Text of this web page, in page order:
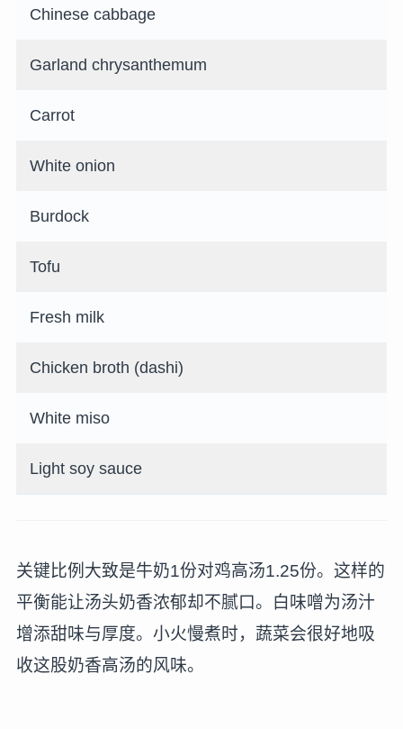
Chinese cabbage
Garland chrysanthemum
Carrot
White onion
Burdock
Tofu
Fresh milk
Chicken broth (dashi)
White miso
Light soy sauce
关键比例大致是牛奶1份对鸡高汤1.25份。这样的
平衡能让汤头奶香浓郁却不腻口。白味噌为汤汁
增添甜味与厚度。小火慢煮时，蔬菜会很好地吸
收这股奶香高汤的风味。